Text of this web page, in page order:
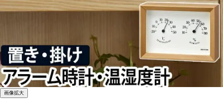
画像拡大